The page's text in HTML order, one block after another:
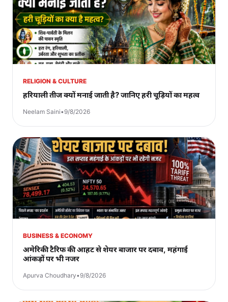
RELIGION & CULTURE
हरियाली तीज क्यों मनाई जाती है? जानिए हरी चूड़ियों का महत्व
Neelam Saini•9/8/2026
BUSINESS & ECONOMY
अमेरिकी टैरिफ की आहट से शेयर बाजार पर दबाव, महंगाई
आंकड़ों पर भी नजर
Apurva Choudhary•9/8/2026